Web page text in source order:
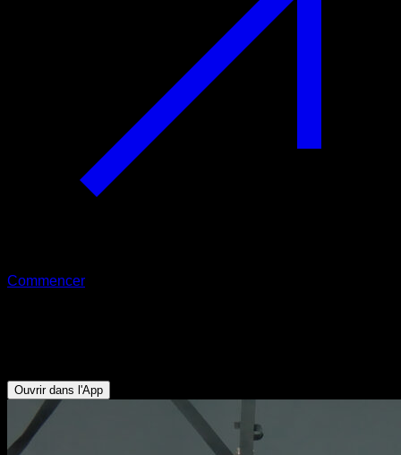
Commencer
Ouvrir dans l'App